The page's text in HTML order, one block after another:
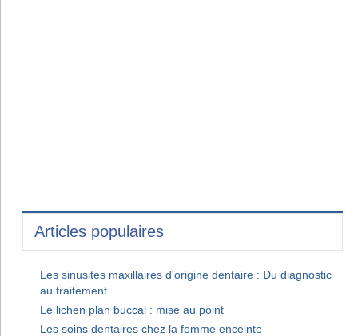
Articles populaires
Les sinusites maxillaires d'origine dentaire : Du diagnostic
au traitement
Le lichen plan buccal : mise au point
Les soins dentaires chez la femme enceinte